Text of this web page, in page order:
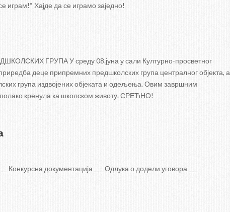
играм!“ Хајде да се играмо заједно!
ГРУПА У среду 08.јуна у сали Културно-просветног
деце припремних предшколских група централног објекта, а
група издвојених објеката и одељења. Овим завршним
кренула ка школском животу. СРЕЋНО!
документација ___ Одлука о додели уговора ___